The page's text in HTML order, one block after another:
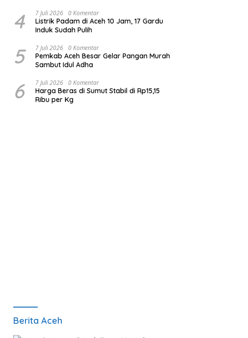
4 7 Juli 2026 0 Komentar
Listrik Padam di Aceh 10 Jam, 17 Gardu
Induk Sudah Pulih
5 7 Juli 2026 0 Komentar
Pemkab Aceh Besar Gelar Pangan Murah
Sambut Idul Adha
6 7 Juli 2026 0 Komentar
Harga Beras di Sumut Stabil di Rp15,15
Ribu per Kg
Berita Aceh